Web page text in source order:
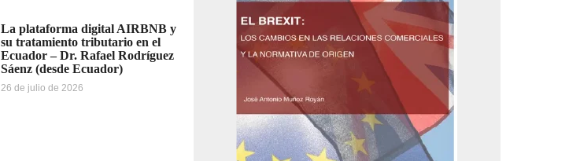
La plataforma digital AIRBNB y
su tratamiento tributario en el
Ecuador – Dr. Rafael Rodríguez
Sáenz (desde Ecuador)
26 de julio de 2026